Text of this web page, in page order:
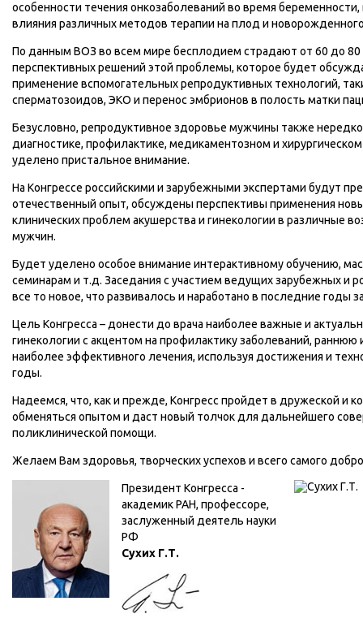
особенности течения онкозаболеваний во время
влияния различных методов терапии на плод и
По данным ВОЗ во всем мире бесплодием страдают от 60 до
перспективных решений этой проблемы, которое будет
применение вспомогательных репродуктивных технологий,
сперматозоидов, ЭКО и перенос эмбрионов в полость матки
Безусловно, репродуктивное здоровье мужчины также
диагностике, профилактике, медикаментозном и
уделено пристальное внимание.
На Конгрессе российскими и зарубежными экспертами будут
отечественный опыт, обсуждены перспективы применения
клинических проблем акушерства и гинекологии в различные
мужчин.
Будет уделено особое внимание интерактивному обучению,
семинарам и т.д. Заседания с участием ведущих зарубежных и
все то новое, что развивалось и наработано в последние годы
Цель Конгресса – донести до врача наиболее важные и
гинекологии с акцентом на профилактику заболеваний, раннюю
наиболее эффективного лечения, используя достижения и
годы.
Надеемся, что, как и прежде, Конгресс пройдет в дружеской и
обменяться опытом и даст новый толчок для дальнейшего
поликлинической помощи.
Желаем Вам здоровья, творческих успехов и всего самого
Президент Конгресса -
академик РАН, профессоре,
заслуженный деятель науки
РФ
Сухих Г.Т.